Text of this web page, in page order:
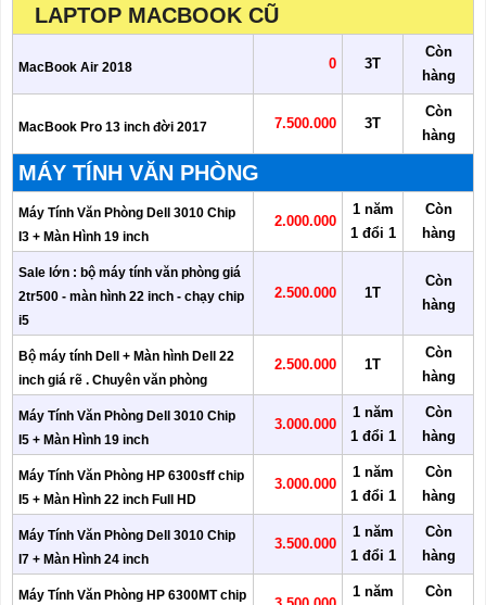
LAPTOP MACBOOK CŨ
MacBook Air 2018 0 3T
Còn
hàng
MacBook Pro 13 inch đời 2017 7.500.000 3T
Còn
hàng
MÁY TÍNH VĂN PHÒNG
Máy Tính Văn Phòng Dell 3010 Chip
I3 + Màn Hình 19 inch
2.000.000
1 năm
1 đổi 1
Còn
hàng
Sale lớn : bộ máy tính văn phòng giá
2tr500 - màn hình 22 inch - chạy chip
i5
2.500.000 1T
Còn
hàng
Bộ máy tính Dell + Màn hình Dell 22
inch giá rẽ . Chuyên văn phòng
2.500.000 1T
Còn
hàng
Máy Tính Văn Phòng Dell 3010 Chip
I5 + Màn Hình 19 inch
3.000.000
1 năm
1 đổi 1
Còn
hàng
Máy Tính Văn Phòng HP 6300sff chip
I5 + Màn Hình 22 inch Full HD
3.000.000
1 năm
1 đổi 1
Còn
hàng
Máy Tính Văn Phòng Dell 3010 Chip
I7 + Màn Hình 24 inch
3.500.000
1 năm
1 đổi 1
Còn
hàng
Máy Tính Văn Phòng HP 6300MT chip
1 năm
Còn